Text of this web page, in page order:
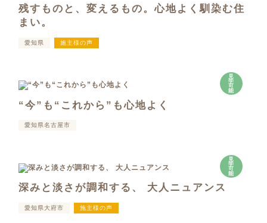
残すものと、変えるもの。心地よく馴染む住
まい。
愛知県 施主様の声
見
学
可
能
“今”も“これから”も心地よく
愛知県名古屋市
見
学
可
能
深みと淡さが調和する、 大人ニュアンス
愛知県大府市 施主様の声